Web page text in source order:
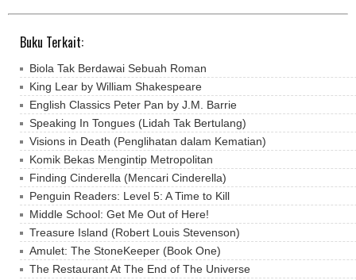
Buku Terkait:
Biola Tak Berdawai Sebuah Roman
King Lear by William Shakespeare
English Classics Peter Pan by J.M. Barrie
Speaking In Tongues (Lidah Tak Bertulang)
Visions in Death (Penglihatan dalam Kematian)
Komik Bekas Mengintip Metropolitan
Finding Cinderella (Mencari Cinderella)
Penguin Readers: Level 5: A Time to Kill
Middle School: Get Me Out of Here!
Treasure Island (Robert Louis Stevenson)
Amulet: The StoneKeeper (Book One)
The Restaurant At The End of The Universe